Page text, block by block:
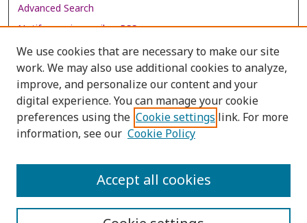
Advanced Search
Notify me via email orRSS
Browse
Collections
Disciplines
Authors
We use cookies that are necessary to make our site
work. We may also use additional cookies to analyze,
improve, and personalize our content and your
digital experience. You can manage your cookie
preferences using the Cookie settings link. For more
information, see our Cookie Policy
Accept all cookies